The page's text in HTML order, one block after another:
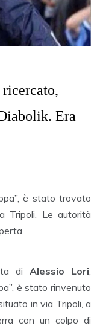
Era
è stato trovato
Tripoli. Le autorità
di Alessio Lori
è stato rinvenuto
in via Tripoli, a
con un colpo di